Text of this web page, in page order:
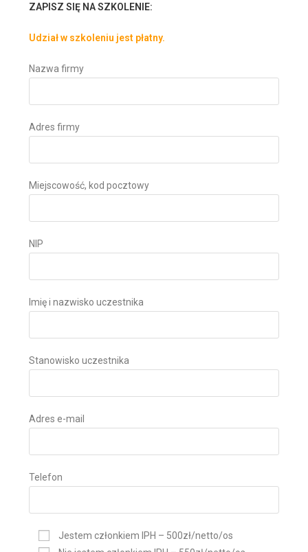
ZAPISZ SIĘ NA SZKOLENIE:
Udział w szkoleniu jest płatny.
Nazwa firmy
Adres firmy
Miejscowość, kod pocztowy
NIP
Imię i nazwisko uczestnika
Stanowisko uczestnika
Adres e-mail
Telefon
Jestem członkiem IPH – 500zł/netto/os